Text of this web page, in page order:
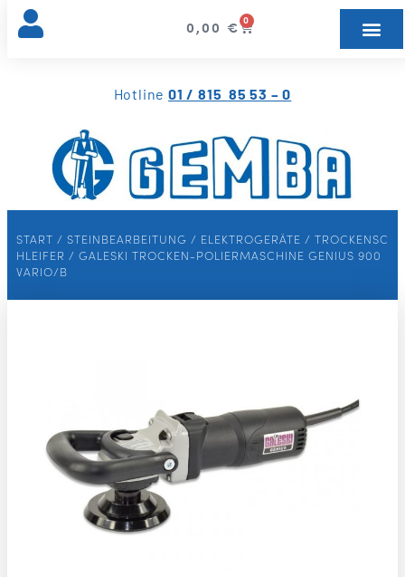
Hotline01 / 815 85 53 – 0
0,00 € 0
START / STEINBEARBEITUNG / ELEKTROGERÄTE / TROCKENSC
HLEIFER / GALESKI TROCKEN-POLIERMASCHINE GENIUS 900
VARIO/B